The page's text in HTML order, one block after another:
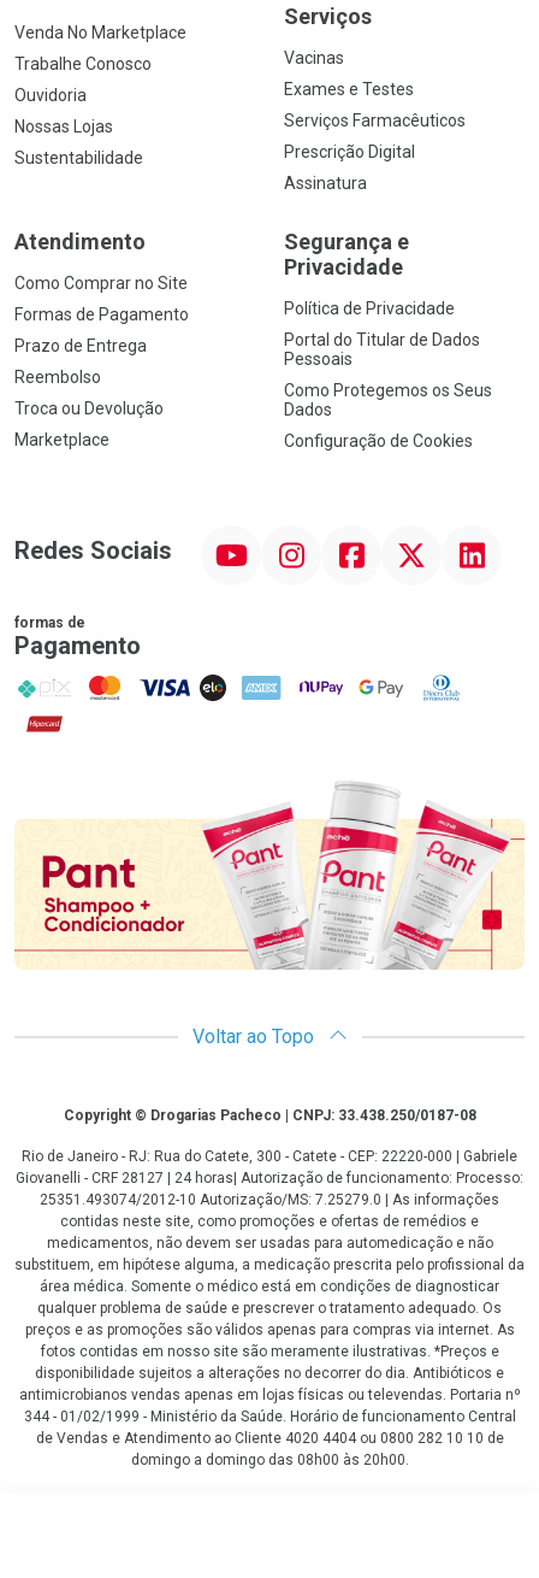
Venda No Marketplace
Trabalhe Conosco
Ouvidoria
Nossas Lojas
Sustentabilidade
Serviços
Vacinas
Exames e Testes
Serviços Farmacêuticos
Prescrição Digital
Assinatura
Atendimento
Como Comprar no Site
Formas de Pagamento
Prazo de Entrega
Reembolso
Troca ou Devolução
Marketplace
Segurança e
Privacidade
Política de Privacidade
Portal do Titular de Dados
Pessoais
Como Protegemos os Seus
Dados
Configuração de Cookies
Redes Sociais InstagramFacebookTwitter Linkedin
formas de
Pagamento
PIX MasterCard
VISA ELO AMEX NuPay Google PayDiners Club
Hipercard
Promoção em Destaque
Voltar ao Topo
CopyrightCopyright © Drogarias Pacheco | CNPJ: 33.438.250/0187-08
Rio de Janeiro - RJ: Rua do Catete, 300 - Catete - CEP: 22220-000 | Gabriele
Giovanelli - CRF 28127 | 24 horas| Autorização de funcionamento: Processo:
25351.493074/2012-10 Autorização/MS: 7.25279.0 | As informações
contidas neste site, como promoções e ofertas de remédios e
medicamentos, não devem ser usadas para automedicação e não
substituem, em hipótese alguma, a medicação prescrita pelo profissional da
área médica. Somente o médico está em condições de diagnosticar
qualquer problema de saúde e prescrever o tratamento adequado. Os
preços e as promoções são válidos apenas para compras via internet. As
fotos contidas em nosso site são meramente ilustrativas. *Preços e
disponibilidade sujeitos a alterações no decorrer do dia. Antibióticos e
antimicrobianos vendas apenas em lojas físicas ou televendas. Portaria nº
344 - 01/02/1999 - Ministério da Saúde. Horário de funcionamento Central
de Vendas e Atendimento ao Cliente 4020 4404 ou 0800 282 10 10 de
domingo a domingo das 08h00 às 20h00.